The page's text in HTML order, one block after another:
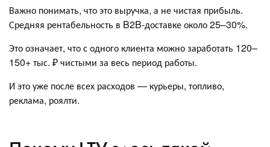
Важно понимать, что это выручка, а не чистая прибыль.
Средняя рентабельность в B2B-доставке около 25–30%.
Это означает, что с одного клиента можно заработать 120–
150+ тыс. ₽ чистыми за весь период работы.
И это уже после всех расходов — курьеры, топливо,
реклама, роялти.